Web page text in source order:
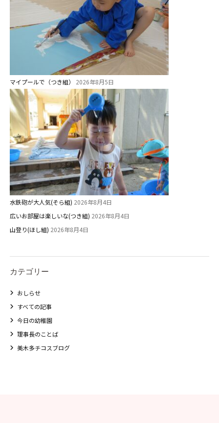
マイプールで（つき組） 2026年8月5日
水鉄砲が大人気(そら組) 2026年8月4日
広いお部屋は楽しいな(つき組) 2026年8月4日
山登り(ほし組) 2026年8月4日
カテゴリー
おしらせ
すべての記事
今日の幼稚園
理事長のことば
美木多チコスブログ
1歳・2歳親子登園［マリポサクラ
ス ]
2歳児ひとり登園［ゆず組 ]
グループ施設・
関係先リンク
学校法⼈鴨⾕学園 鳳幼稚園
学校法⼈諏訪森学園 諏訪森幼稚
園
⼤阪府私⽴幼稚園連盟
社会福祉法人野田福祉会